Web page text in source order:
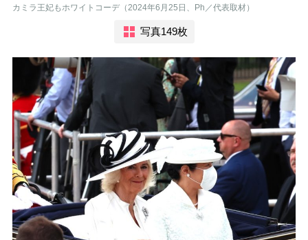
カミラ王妃もホワイトコーデ（2024年6月25日、Ph／代表取材）
写真149枚